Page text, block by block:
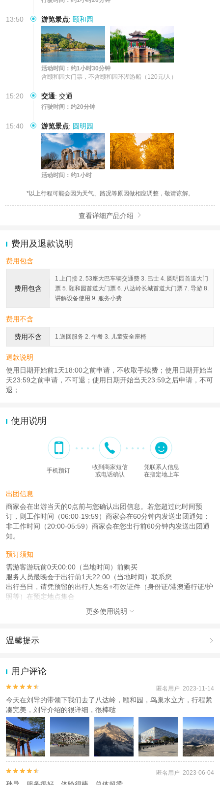
13:50 游览景点: 颐和园
活动时间：约1小时30分钟
含颐和园大门票，不含颐和园环湖游船（120元/人）
15:20 交通: 交通
行驶时间：约20分钟
15:40 游览景点: 圆明园
活动时间：约1小时
*以上行程可能会因为天气、路况等原因做相应调整，敬请谅解。
查看详细产品介绍 
费用及退款说明
费用包含
费用包含
1.上门接 2. 53座大巴车辆交通费 3. 巴士 4. 圆明园首道大门
票 5. 颐和园首道大门票 6. 八达岭长城首道大门票 7. 导游 8.
讲解设备使用 9. 服务小费
费用不含
费用不含 1.送回服务 2. 午餐 3. 儿童安全座椅
退款说明
使用日期开始前1天18:00之前申请，不收取手续费；使用日期开始当
天23:59之前申请，不可退；使用日期开始当天23:59之后申请，不可
退；
使用说明
手机预订
收到商家短信
或电话确认
凭联系人信息
在指定地上车
出团信息
商家会在出游当天的0点前与您确认出团信息。若您超过此时间预
订，则工作时间（06:00-19:59）商家会在60分钟内发送出团通知；
非工作时间（20:00-05:59）商家会在您出行前60分钟内发送出团通
知。
预订须知
需游客游玩前0天00:00（当地时间）前购买
服务人员最晚会于出行前1天22:00（当地时间）联系您
出行当日，请凭预留的出行人姓名+有效证件（身份证/港澳通行证/护
照等）在预定地点集合
儿童：7周岁 – 17周岁；
老人：60周岁 – 99周岁；
查看： 查看工商执照信息
本产品由青岛驿路同行国际旅行社有限公司代理招徕，委托社为北京北斗国际旅
行社有限公司，具体的旅游服务和操作由委托社及其有资质的地接社提供
更多使用说明 
温馨提示 
动（如跳伞、潜水、滑雪等）前，请务必仔细阅读
2.为普及旅游安全知识及旅游文明公约，使您的旅程顺利圆满完成，
特制定《去哪儿网旅游安全手册》 ，请您认真阅读并切实遵守。
用户评论

 匿名用户 2023-11-14
今天在刘导的带领下我们去了八达岭，颐和园，鸟巢水立方，行程紧
凑完美，刘导介绍的很详细，很棒哒

 匿名用户 2023-06-04